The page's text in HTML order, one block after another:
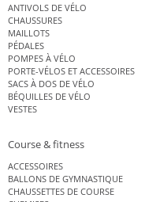
ANTIVOLS DE VÉLO
CHAUSSURES
MAILLOTS
PÉDALES
POMPES À VÉLO
PORTE-VÉLOS ET ACCESSOIRES
SACS À DOS DE VÉLO
BÉQUILLES DE VÉLO
VESTES
Course & fitness
ACCESSOIRES
BALLONS DE GYMNASTIQUE
CHAUSSETTES DE COURSE